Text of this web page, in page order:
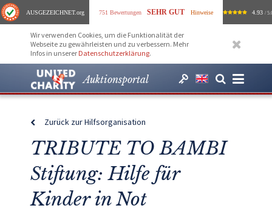
AUSGEZEICHNET.org 751 Bewertungen SEHR GUT Hinweise 4.93 /
Wir verwenden Cookies, um die Funktionalität der
Webseite zu gewährleisten und zu verbessern. Mehr
Infos in unserer Datenschutzerklärung.
Auktionsportal
Zurück zur Hilfsorganisation
TRIBUTE TO BAMBI
Stiftung: Hilfe für
Kinder in Not